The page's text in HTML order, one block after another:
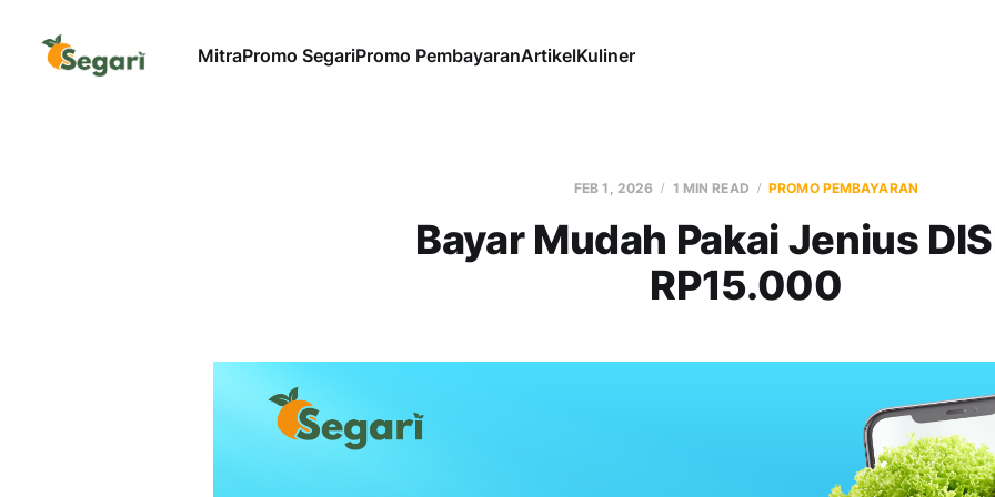
MitraPromo SegariPromo PembayaranArtikelKuliner
FEB 1, 2026 1 MIN READ PROMO PEMBAYARAN
Bayar Mudah Pakai Jenius
RP15.000